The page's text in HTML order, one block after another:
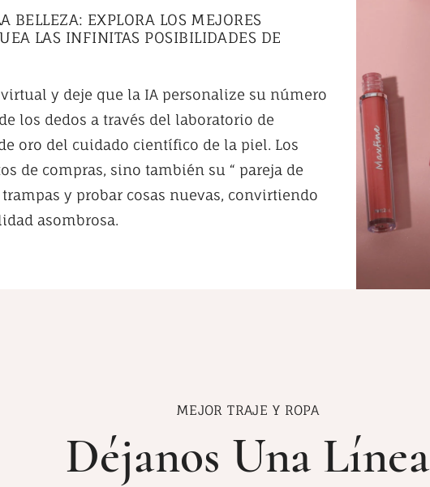
BELLEZA: EXPLORA LOS MEJORES
LAS INFINITAS POSIBILIDADES DE
y deje que la IA personalize su número
los dedos a través del laboratorio de
oro del cuidado científico de la piel. Los
de compras, sino también su “ pareja de
y probar cosas nuevas, convirtiendo
asombrosa.
MEJOR TRAJE Y ROPA
Déjanos Una Línea